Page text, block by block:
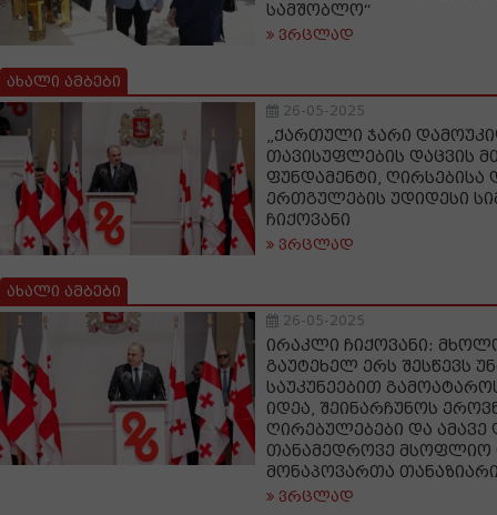
სამშობლო“
ვრცლად
ახალი ამბები
26-05-2025
„ქართული ჯარი
თავისუფლების დაცვის
ფუნდამენტი,
ერთგულების უდიდესი
ჩიქოვანი
ვრცლად
ახალი ამბები
26-05-2025
ირაკლი ჩიქოვანი:
გაუტეხელ ერს შესწევს
საუკუნეებით
იდეა, შეინარჩუნოს
ღირებულებები და ამავე
თანამედროვე მსოფლიო
მონაპოვართა
ვრცლად